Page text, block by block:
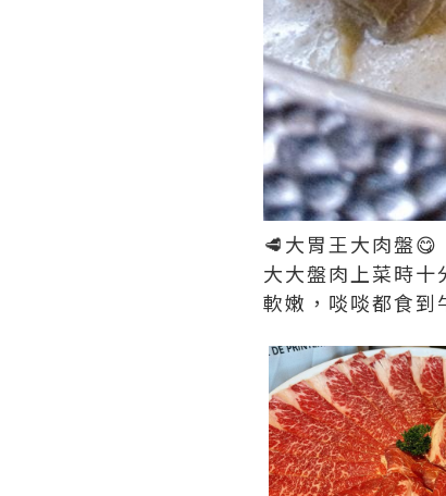
🥩大胃王大肉盤😋
大大盤肉上菜時
軟嫩，啖啖都食到